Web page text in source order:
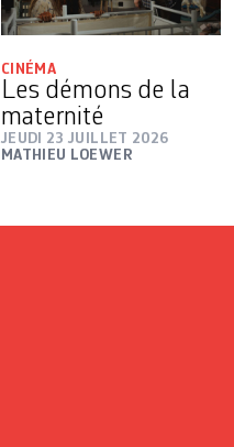
CINÉMA
Les démons de la
maternité
JEUDI 23 JUILLET 2026
MATHIEU LOEWER